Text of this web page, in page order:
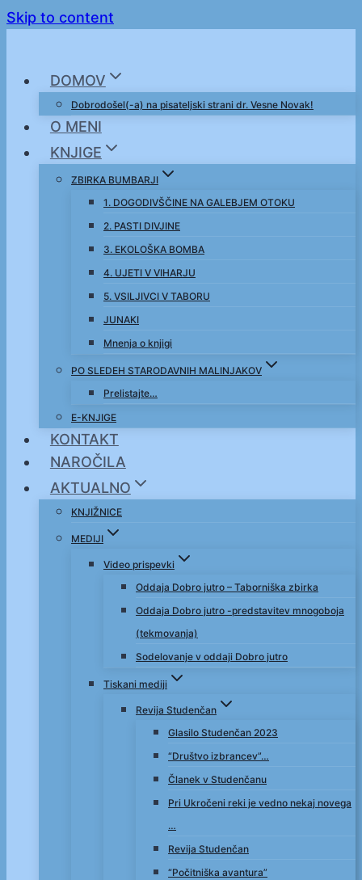
Skip to content
DOMOV
Dobrodošel(-a) na pisateljski strani dr. Vesne Novak!
O MENI
KNJIGE
ZBIRKA BUMBARJI
1. DOGODIVŠČINE NA GALEBJEM OTOKU
2. PASTI DIVJINE
3. EKOLOŠKA BOMBA
4. UJETI V VIHARJU
5. VSILJIVCI V TABORU
JUNAKI
Mnenja o knjigi
PO SLEDEH STARODAVNIH MALINJAKOV
Prelistajte…
E-KNJIGE
KONTAKT
NAROČILA
AKTUALNO
KNJIŽNICE
MEDIJI
Video prispevki
Oddaja Dobro jutro – Taborniška zbirka
Oddaja Dobro jutro -predstavitev mnogoboja
(tekmovanja)
Sodelovanje v oddaji Dobro jutro
Tiskani mediji
Revija Studenčan
Glasilo Studenčan 2023
“Društvo izbrancev”…
Članek v Studenčanu
Pri Ukročeni reki je vedno nekaj novega
…
Revija Studenčan
“Počitniška avantura”